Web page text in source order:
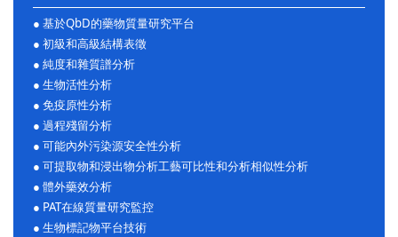
● 基於QbD的藥物質量研究平台
● 初級和高級結構表徵
● 純度和雜質譜分析
● 生物活性分析
● 免疫原性分析
● 過程殘留分析
● 可能內外污染源安全性分析
● 可提取物和浸出物分析工藝可比性和分析相似性分析
● 體外藥效分析
● PAT在線質量研究監控
● 生物標記物平台技術